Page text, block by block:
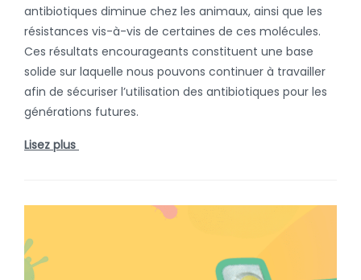
antibiotiques diminue chez les animaux, ainsi que les
résistances vis-à-vis de certaines de ces molécules.
Ces résultats encourageants constituent une base
solide sur laquelle nous pouvons continuer à travailler
afin de sécuriser l’utilisation des antibiotiques pour les
générations futures.
Lisez plus